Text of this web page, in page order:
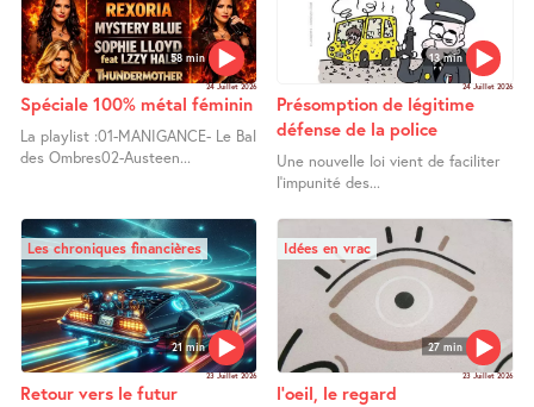
58 min
24 Juillet 2026
Spéciale 100% métal féminin
La playlist :01-MANIGANCE- Le Bal
des Ombres02-Austeen...
13 min
24 Juillet 2026
Présomption de légitime
défense de la police
Une nouvelle loi vient de faciliter
l’impunité des...
21 min
Les chroniques financières
23 Juillet 2026
Retour vers le futur
27 min
Idées en vrac
23 Juillet 2026
l’oeil, le regard